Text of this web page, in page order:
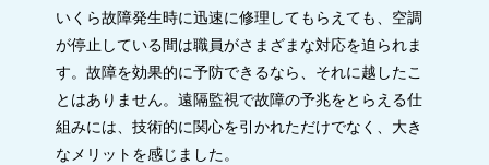
いくら故障発生時に迅速に修理してもらえても、空調
が停止している間は職員がさまざまな対応を迫られま
す。故障を効果的に予防できるなら、それに越したこ
とはありません。遠隔監視で故障の予兆をとらえる仕
組みには、技術的に関心を引かれただけでなく、大き
なメリットを感じました。